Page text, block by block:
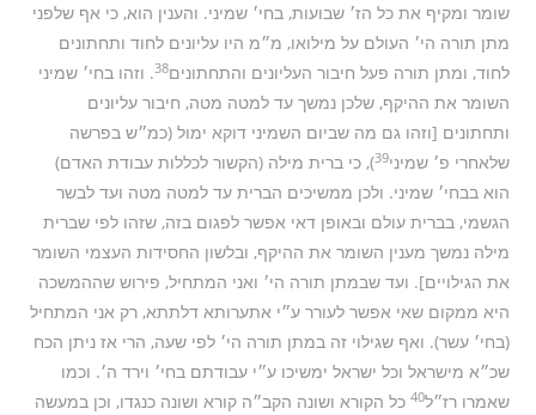
שומר ומקיף את כל הז׳ שבועות, בחי׳ שמיני. והענין הוא, כי אף שלפני
מתן תורה הי׳ העולם על מילואו, מ״מ היו עליונים לחוד ותחתונים
לחוד, ומתן תורה פעל חיבור העליונים והתחתונים38. וזהו בחי׳ שמיני
השומר את ההיקף, שלכן נמשך עד למטה מטה, חיבור עליונים
ותחתונים [וזהו גם מה שביום השמיני דוקא ימול (כמ״ש בפרשה
שלאחרי פ׳ שמיני39), כי ברית מילה (הקשור לכללות עבודת האדם)
הוא בבחי׳ שמיני. ולכן ממשיכים הברית עד למטה מטה ועד לבשר
הגשמי, בברית עולם ובאופן דאי אפשר לפגום בזה, שזהו לפי שברית
מילה נמשך מענין השומר את ההיקף, ובלשון החסידות העצמי השומר
את הגילויים]. ועד שבמתן תורה הי׳ ואני המתחיל, פירוש שההמשכה
היא ממקום שאי אפשר לעורר ע״י אתערותא דלתתא, רק אני המתחיל
(בחי׳ עשר). ואף שגילוי זה במתן תורה הי׳ לפי שעה, הרי אז ניתן הכח
שכ״א מישראל וכל ישראל ימשיכו ע״י עבודתם בחי׳ וירד ה׳. וכמו
שאמרו רז״ל40 כל הקורא ושונה הקב״ה קורא ושונה כנגדו, וכן במעשה